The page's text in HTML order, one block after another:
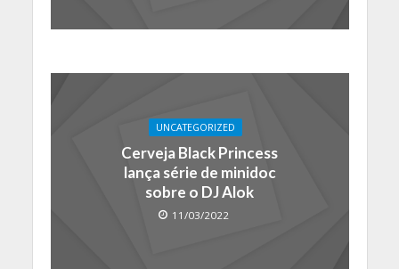
UNCATEGORIZED
Cerveja Black Princess
lança série de minidoc
sobre o DJ Alok
11/03/2022